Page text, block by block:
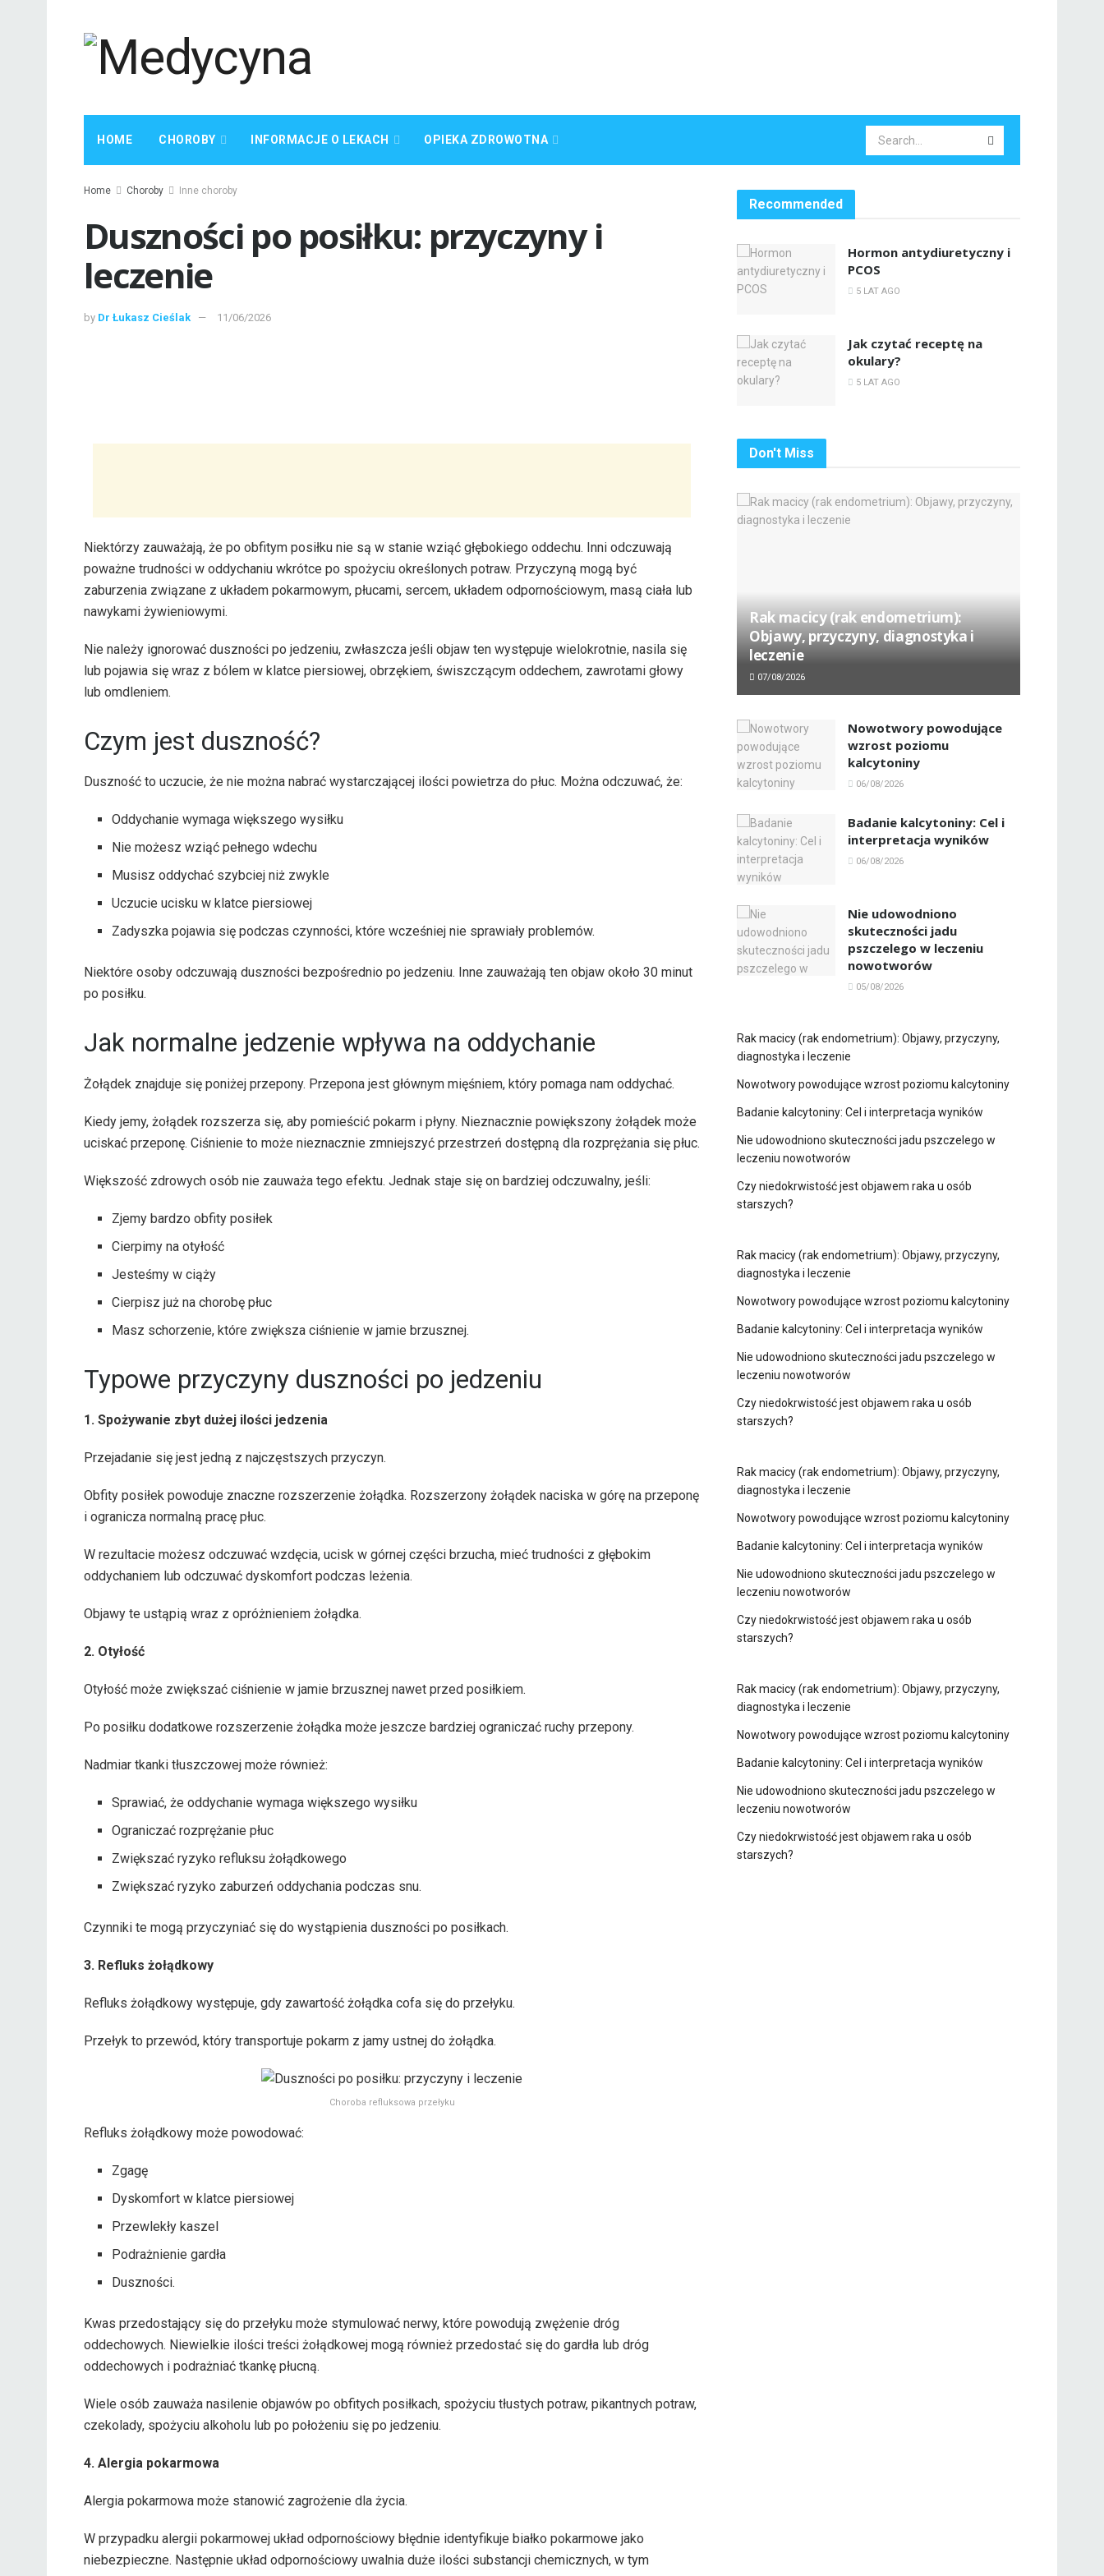
HOME CHOROBY INFORMACJE O LEKACH OPIEKA ZDROWOTNA
Home Choroby Inne choroby
Duszności po posiłku: przyczyny i
leczenie
by Dr Łukasz Cieślak 11/06/2026
Niektórzy zauważają, że po obfitym posiłku nie są w stanie wziąć głębokiego oddechu. Inni odczuwają
poważne trudności w oddychaniu wkrótce po spożyciu określonych potraw. Przyczyną mogą być
zaburzenia związane z układem pokarmowym, płucami, sercem, układem odpornościowym, masą ciała lub
nawykami żywieniowymi.
Nie należy ignorować duszności po jedzeniu, zwłaszcza jeśli objaw ten występuje wielokrotnie, nasila się
lub pojawia się wraz z bólem w klatce piersiowej, obrzękiem, świszczącym oddechem, zawrotami głowy
lub omdleniem.
Czym jest duszność?
Duszność to uczucie, że nie można nabrać wystarczającej ilości powietrza do płuc. Można odczuwać, że:
Oddychanie wymaga większego wysiłku
Nie możesz wziąć pełnego wdechu
Musisz oddychać szybciej niż zwykle
Uczucie ucisku w klatce piersiowej
Zadyszka pojawia się podczas czynności, które wcześniej nie sprawiały problemów.
Niektóre osoby odczuwają duszności bezpośrednio po jedzeniu. Inne zauważają ten objaw około 30 minut
po posiłku.
Jak normalne jedzenie wpływa na oddychanie
Żołądek znajduje się poniżej przepony. Przepona jest głównym mięśniem, który pomaga nam oddychać.
Kiedy jemy, żołądek rozszerza się, aby pomieścić pokarm i płyny. Nieznacznie powiększony żołądek może
uciskać przeponę. Ciśnienie to może nieznacznie zmniejszyć przestrzeń dostępną dla rozprężania się płuc.
Większość zdrowych osób nie zauważa tego efektu. Jednak staje się on bardziej odczuwalny, jeśli:
Zjemy bardzo obfity posiłek
Cierpimy na otyłość
Jesteśmy w ciąży
Cierpisz już na chorobę płuc
Masz schorzenie, które zwiększa ciśnienie w jamie brzusznej.
Typowe przyczyny duszności po jedzeniu
1. Spożywanie zbyt dużej ilości jedzenia
Przejadanie się jest jedną z najczęstszych przyczyn.
Obfity posiłek powoduje znaczne rozszerzenie żołądka. Rozszerzony żołądek naciska w górę na przeponę
i ogranicza normalną pracę płuc.
W rezultacie możesz odczuwać wzdęcia, ucisk w górnej części brzucha, mieć trudności z głębokim
oddychaniem lub odczuwać dyskomfort podczas leżenia.
Objawy te ustąpią wraz z opróżnieniem żołądka.
2. Otyłość
Otyłość może zwiększać ciśnienie w jamie brzusznej nawet przed posiłkiem.
Po posiłku dodatkowe rozszerzenie żołądka może jeszcze bardziej ograniczać ruchy przepony.
Nadmiar tkanki tłuszczowej może również:
Sprawiać, że oddychanie wymaga większego wysiłku
Ograniczać rozprężanie płuc
Zwiększać ryzyko refluksu żołądkowego
Zwiększać ryzyko zaburzeń oddychania podczas snu.
Czynniki te mogą przyczyniać się do wystąpienia duszności po posiłkach.
3. Refluks żołądkowy
Refluks żołądkowy występuje, gdy zawartość żołądka cofa się do przełyku.
Przełyk to przewód, który transportuje pokarm z jamy ustnej do żołądka.
Choroba refluksowa przełyku
Refluks żołądkowy może powodować:
Zgagę
Dyskomfort w klatce piersiowej
Przewlekły kaszel
Podrażnienie gardła
Duszności.
Kwas przedostający się do przełyku może stymulować nerwy, które powodują zwężenie dróg
oddechowych. Niewielkie ilości treści żołądkowej mogą również przedostać się do gardła lub dróg
oddechowych i podrażniać tkankę płucną.
Wiele osób zauważa nasilenie objawów po obfitych posiłkach, spożyciu tłustych potraw, pikantnych potraw,
czekolady, spożyciu alkoholu lub po położeniu się po jedzeniu.
4. Alergia pokarmowa
Alergia pokarmowa może stanowić zagrożenie dla życia.
W przypadku alergii pokarmowej układ odpornościowy błędnie identyfikuje białko pokarmowe jako
niebezpieczne. Następnie układ odpornościowy uwalnia duże ilości substancji chemicznych, w tym
Recommended
Hormon antydiuretyczny i
PCOS
5 LAT AGO
Jak czytać receptę na
okulary?
5 LAT AGO
Don't Miss
Rak macicy (rak endometrium):
Objawy, przyczyny, diagnostyka i
leczenie
07/08/2026
Nowotwory powodujące
wzrost poziomu
kalcytoniny
06/08/2026
Badanie kalcytoniny: Cel i
interpretacja wyników
06/08/2026
Nie udowodniono
skuteczności jadu
pszczelego w leczeniu
nowotworów
05/08/2026
Rak macicy (rak endometrium): Objawy, przyczyny,
diagnostyka i leczenie
Nowotwory powodujące wzrost poziomu kalcytoniny
Badanie kalcytoniny: Cel i interpretacja wyników
Nie udowodniono skuteczności jadu pszczelego w
leczeniu nowotworów
Czy niedokrwistość jest objawem raka u osób
starszych?
Rak macicy (rak endometrium): Objawy, przyczyny,
diagnostyka i leczenie
Nowotwory powodujące wzrost poziomu kalcytoniny
Badanie kalcytoniny: Cel i interpretacja wyników
Nie udowodniono skuteczności jadu pszczelego w
leczeniu nowotworów
Czy niedokrwistość jest objawem raka u osób
starszych?
Rak macicy (rak endometrium): Objawy, przyczyny,
diagnostyka i leczenie
Nowotwory powodujące wzrost poziomu kalcytoniny
Badanie kalcytoniny: Cel i interpretacja wyników
Nie udowodniono skuteczności jadu pszczelego w
leczeniu nowotworów
Czy niedokrwistość jest objawem raka u osób
starszych?
Rak macicy (rak endometrium): Objawy, przyczyny,
diagnostyka i leczenie
Nowotwory powodujące wzrost poziomu kalcytoniny
Badanie kalcytoniny: Cel i interpretacja wyników
Nie udowodniono skuteczności jadu pszczelego w
leczeniu nowotworów
Czy niedokrwistość jest objawem raka u osób
starszych?